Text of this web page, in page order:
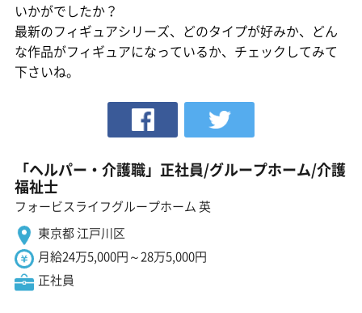
いかがでしたか？
最新のフィギュアシリーズ、どのタイプが好みか、どん
な作品がフィギュアになっているか、チェックしてみて
下さいね。
「ヘルパー・介護職」正社員/グループホーム/介護
福祉士
フォービスライフグループホーム 英
東京都 江戸川区
月給24万5,000円～28万5,000円
正社員